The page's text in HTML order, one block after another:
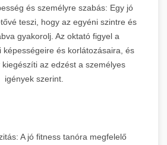
és személyre szabás: Egy jó
teszi, hogy az egyéni szintre és
gyakorolj. Az oktató figyel a
képességeire és korlátozásaira, és
az edzést a személyes
igények szerint.
A jó fitness tanóra megfelelő